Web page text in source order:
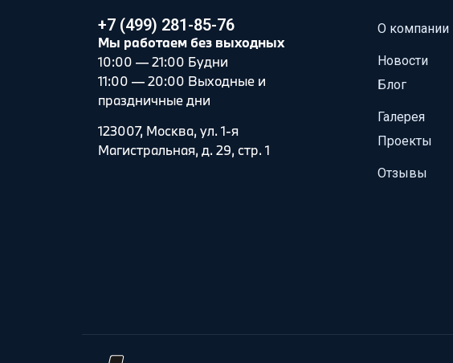
+7 (499) 281-85-76
Мы работаем без выходных
10:00 — 21:00 Будни
11:00 — 20:00 Выходные и
праздничные дни
123007, Москва, ул. 1-я
Магистральная, д. 29, стр. 1
О компании
Новости
Блог
Галерея
Проекты
Отзывы